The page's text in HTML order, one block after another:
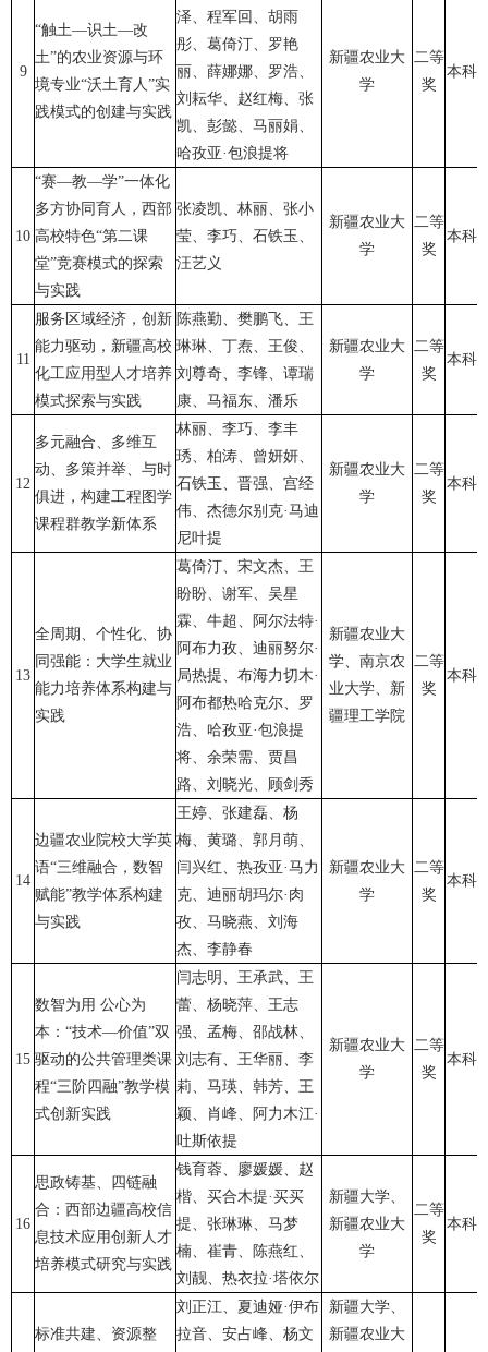
9
“触土—识土—改
土”的农业资源与环
境专业“沃土育人”实
践模式的创建与实践
泽、程军回、胡雨
彤、葛倚汀、罗艳
丽、薛娜娜、罗浩、
刘耘华、赵红梅、张
凯、彭懿、马丽娟、
哈孜亚·包浪提将
新疆农业大
学
二等
奖
本科
10
“赛—教—学”一体化
多方协同育人，西部
高校特色“第二课
堂”竞赛模式的探索
与实践
张凌凯、林丽、张小
莹、李巧、石铁玉、
汪艺义
新疆农业大
学
二等
奖
本科
11
服务区域经济，创新
能力驱动，新疆高校
化工应用型人才培养
模式探索与实践
陈燕勤、樊鹏飞、王
琳琳、丁焘、王俊、
刘尊奇、李锋、谭瑞
康、马福东、潘乐
新疆农业大
学
二等
奖
本科
12
多元融合、多维互
动、多策并举、与时
俱进，构建工程图学
课程群教学新体系
林丽、李巧、李丰
琇、柏涛、曾妍妍、
石铁玉、晋强、宫经
伟、杰德尔别克·马迪
尼叶提
新疆农业大
学
二等
奖
本科
13
全周期、个性化、协
同强能：大学生就业
能力培养体系构建与
实践
葛倚汀、宋文杰、王
盼盼、谢军、吴星
霖、牛超、阿尔法特·
阿布力孜、迪丽努尔·
局热提、布海力切木·
阿布都热哈克尔、罗
浩、哈孜亚·包浪提
将、余荣需、贾昌
路、刘晓光、顾剑秀
新疆农业大
学、南京农
业大学、新
疆理工学院
二等
奖
本科
14
边疆农业院校大学英
语“三维融合，数智
赋能”教学体系构建
与实践
王婷、张建磊、杨
梅、黄璐、郭月萌、
闫兴红、热孜亚·马力
克、迪丽胡玛尔·肉
孜、马晓燕、刘海
杰、李静春
新疆农业大
学
二等
奖
本科
15
数智为用 公心为
本：“技术—价值”双
驱动的公共管理类课
程“三阶四融”教学模
式创新实践
闫志明、王承武、王
蕾、杨晓萍、王志
强、孟梅、邵战林、
刘志有、王华丽、李
莉、马瑛、韩芳、王
颖、肖峰、阿力木江·
吐斯依提
新疆农业大
学
二等
奖
本科
16
思政铸基、四链融
合：西部边疆高校信
息技术应用创新人才
培养模式研究与实践
钱育蓉、廖媛媛、赵
楷、买合木提·买买
提、张琳琳、马梦
楠、崔青、陈燕红、
刘靓、热衣拉·塔依尔
新疆大学、
新疆农业大
学
二等
奖
本科
标准共建、资源整
刘正江、夏迪娅·伊布
拉音、安占峰、杨文
新疆大学、
新疆农业大